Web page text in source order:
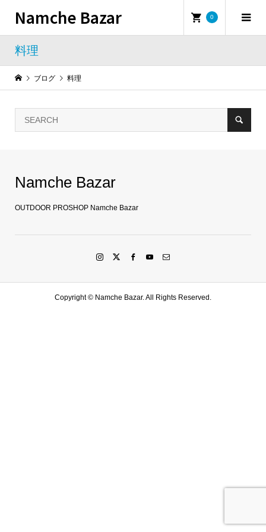
Namche Bazar 0
料理
ブログ 料理
Namche Bazar
OUTDOOR PROSHOP Namche Bazar
Copyright © Namche Bazar. All Rights Reserved.
LINE友達登録